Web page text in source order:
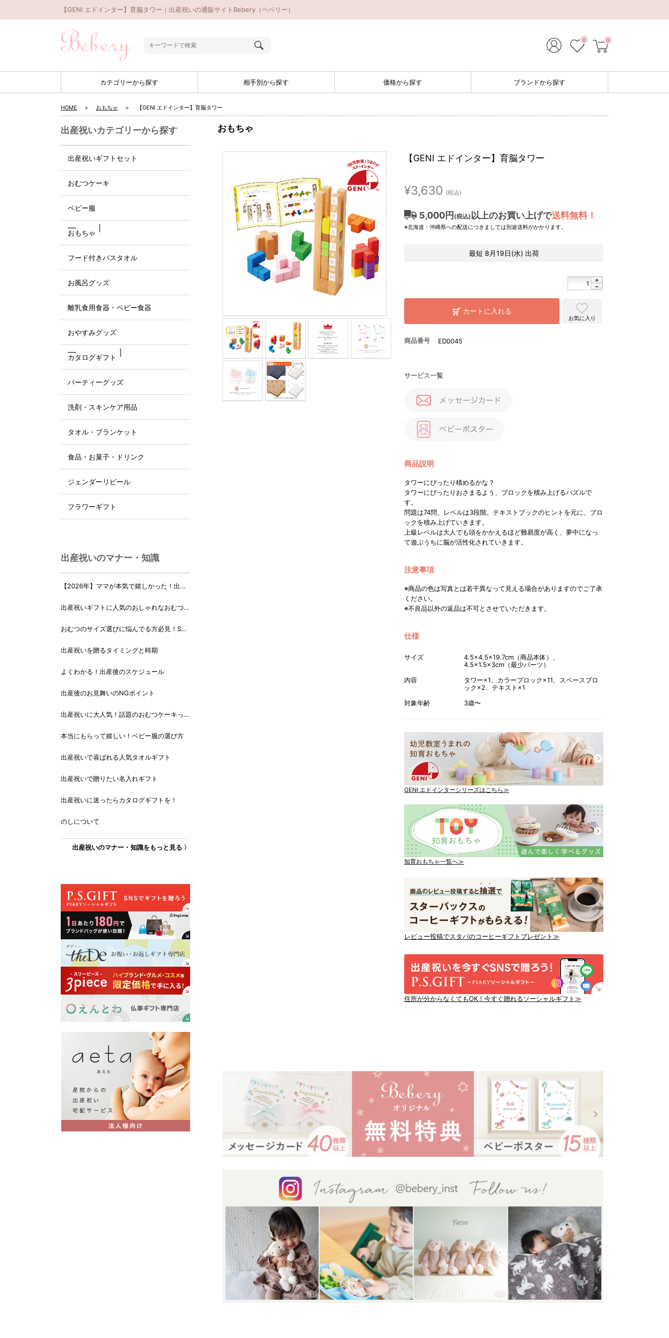
【GENI エドインター】育脳タワー｜出産祝いの通販サイトBebery（ベベリー）
0 0
カテゴリーから探す 相手別から探す 価格から探す ブランドから探す
HOME おもちゃ 【GENI エドインター】育脳タワー
おもちゃ
【GENI エドインター】育脳タワー
¥3,630 (税込)
5,000円 (税込) 以上のお買い上げで送料無料！
※北海道・沖縄県への配送につきましては別途送料がかかります。
最短 8月19日(水) 出荷
カートに入れる
お気に入り
商品番号 ED0045
サービス一覧
商品説明
タワーにぴったり積めるかな？
タワーにぴったりおさまるよう、ブロックを積み上げるパズルで
す。
問題は74問、レベルは3段階。テキストブックのヒントを元に、ブロ
ックを積み上げていきます。
上級レベルは大人でも頭をかかえるほど難易度が高く、夢中になっ
て遊ぶうちに脳が活性化されていきます。
注意事項
※商品の色は写真とは若干異なって見える場合がありますのでご了承
ください。
※不良品以外の返品は不可とさせていただきます。
仕様
サイズ
4.5×4.5×19.7cm（商品本体）、
4.5×1.5×3cm（最少パーツ）
内容
タワー×1、カラーブロック×11、スペースブロ
ック×2、テキスト×1
対象年齢
3歳〜
GENI エドインターシリーズはこちら≫
知育おもちゃ一覧へ≫
レビュー投稿でスタバのコーヒーギフトプレゼント≫
住所が分からなくてもOK！今すぐ贈れるソーシャルギフト≫
出産祝いカテゴリーから探す
出産祝いギフトセット
おむつケーキ
ベビー服
おもちゃ
フード付きバスタオル
お風呂グッズ
離乳食用食器・ベビー食器
おやすみグッズ
カタログギフト
パーティーグッズ
洗剤・スキンケア用品
タオル・ブランケット
食品・お菓子・ドリンク
ジェンダーリビール
フラワーギフト
出産祝いのマナー・知識
【2026年】ママが本気で嬉しかった！出産
出産祝いギフトに人気のおしゃれなおむつケ
おむつのサイズ選びに悩んでる方必見！Sサ
出産祝いを贈るタイミングと時期
よくわかる！出産後のスケジュール
出産後のお見舞いのNGポイント
出産祝いに大人気！話題のおむつケーキっ
本当にもらって嬉しい！ベビー服の選び方
出産祝いで喜ばれる人気タオルギフト
出産祝いで贈りたい名入れギフト
出産祝いに迷ったらカタログギフトを！
のしについて
出産祝いのマナー・知識をもっと見る 〉